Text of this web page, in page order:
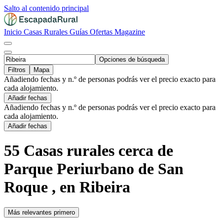
Salto al contenido principal
Inicio Casas Rurales Guías Ofertas Magazine
Opciones de búsqueda
Filtros
Mapa
Añadiendo fechas y n.º de personas podrás ver el precio exacto para
cada alojamiento.
Añadir fechas
Añadiendo fechas y n.º de personas podrás ver el precio exacto para
cada alojamiento.
Añadir fechas
55 Casas rurales cerca de
Parque Periurbano de San
Roque , en Ribeira
Más relevantes primero